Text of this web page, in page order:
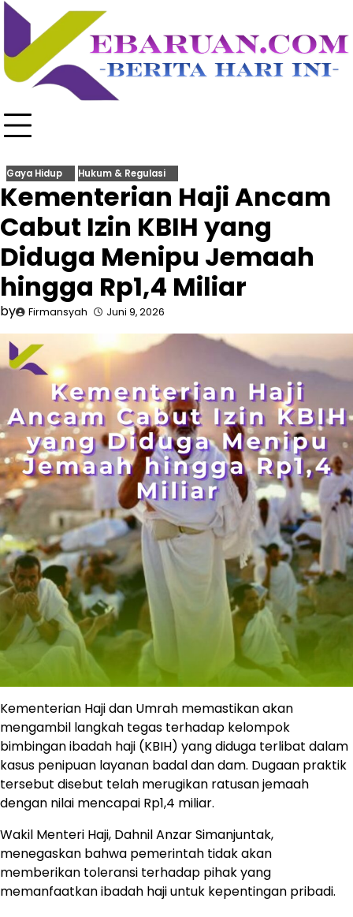
Skip
content
Gaya Hidup Hukum & Regulasi
Kementerian Haji Ancam
Cabut Izin KBIH yang
Diduga Menipu Jemaah
hingga Rp1,4 Miliar
by Firmansyah Juni 9, 2026
Kementerian Haji dan Umrah memastikan akan
mengambil langkah tegas terhadap kelompok
bimbingan ibadah haji (KBIH) yang diduga terlibat dalam
kasus penipuan layanan badal dan dam. Dugaan praktik
tersebut disebut telah merugikan ratusan jemaah
dengan nilai mencapai Rp1,4 miliar.
Wakil Menteri Haji, Dahnil Anzar Simanjuntak,
menegaskan bahwa pemerintah tidak akan
memberikan toleransi terhadap pihak yang
memanfaatkan ibadah haji untuk kepentingan pribadi.